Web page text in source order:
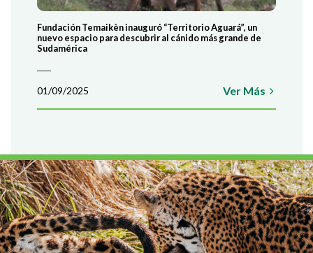
Fundación Temaikèn inauguró “Territorio Aguará”, un
nuevo espacio para descubrir al cánido más grande de
Sudamérica
01/09/2025 Ver Más